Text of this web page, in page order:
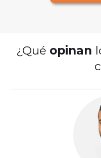
¿Qué opinan